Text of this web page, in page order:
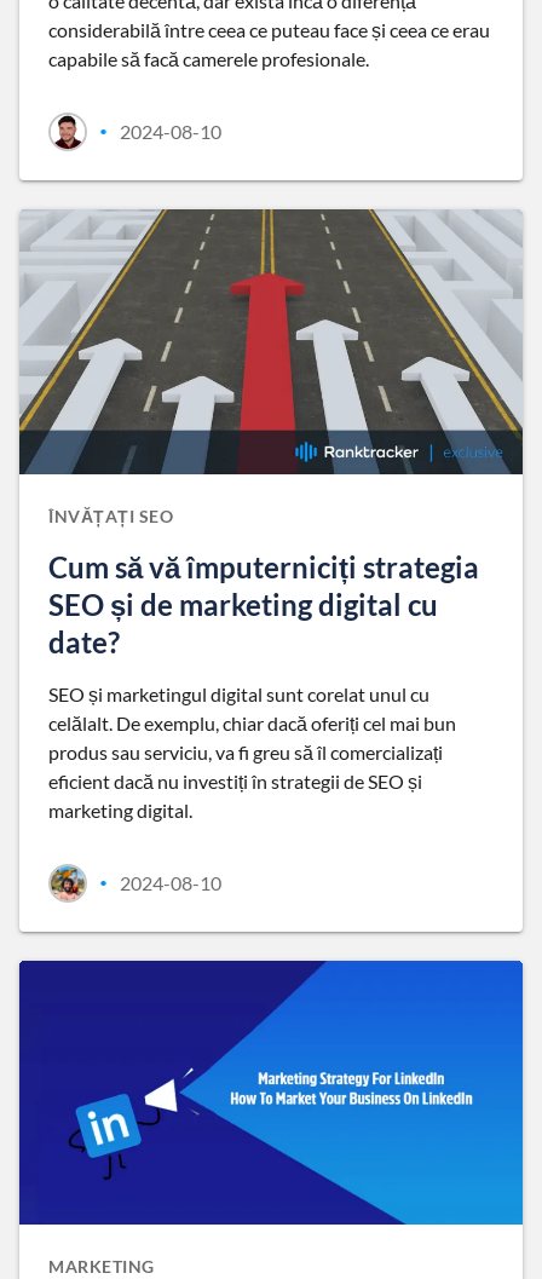
considerabilă între ceea ce puteau face și ceea ce erau
capabile să facă camerele profesionale.
• 2024-08-10
ÎNVĂȚAȚI SEO
Cum să vă împuterniciți strategia
SEO și de marketing digital cu
date?
SEO și marketingul digital sunt corelat unul cu
celălalt. De exemplu, chiar dacă oferiți cel mai bun
produs sau serviciu, va fi greu să îl comercializați
eficient dacă nu investiți în strategii de SEO și
marketing digital.
• 2024-08-10
MARKETING